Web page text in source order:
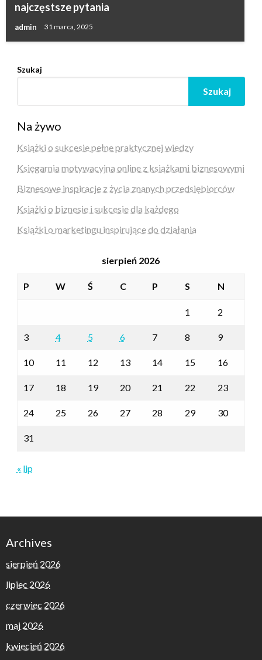
najczęstsze pytania
admin 31 marca, 2025
Szukaj
Szukaj
Na żywo
Książki o sukcesie pełne praktycznej wiedzy
Księgarnia motywacyjna online z książkami biznesowymi
Biznesowe inspiracje z życia znanych przedsiębiorców
Książki o biznesie i sukcesie dla każdego
Książki o marketingu inspirujące do działania
sierpień 2026
P W Ś C P S N
1 2
3 4 5 6 7 8 9
10 11 12 13 14 15 16
17 18 19 20 21 22 23
24 25 26 27 28 29 30
31
« lip
Archives
sierpień 2026
lipiec 2026
czerwiec 2026
maj 2026
kwiecień 2026